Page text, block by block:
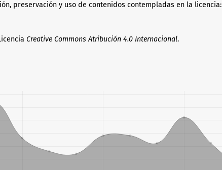
preservación y uso de contenidos contempladas en la licencia:
Creative Commons Atribución 4.0 Internacional.